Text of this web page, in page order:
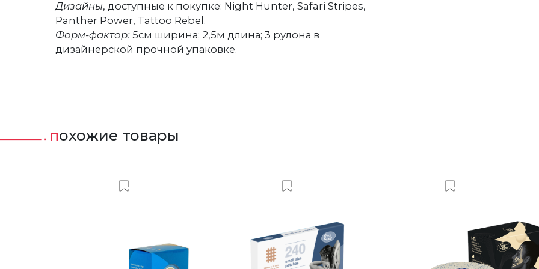
Дизайны, доступные к покупке: Night Hunter, Safari Stripes,
Panther Power, Tattoo Rebel.
Форм-фактор: 5см ширина; 2,5м длина; 3 рулона в
дизайнерской прочной упаковке.
похожие товары